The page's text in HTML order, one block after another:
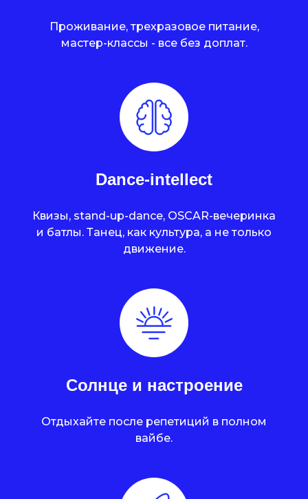
Проживание, трехразовое питание,
мастер-классы - все без доплат.
Dance-intellect
Квизы, stand-up-dance, OSCAR-вечеринка
и батлы. Танец, как культура, а не только
движение.
Солнце и настроение
Отдыхайте после репетиций в полном
вайбе.